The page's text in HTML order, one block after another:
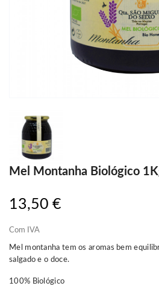
Mel Montanha Biológico
13,50 €
Com IVA
Mel montanha tem os aromas bem
salgado e o doce.
100% Biológico